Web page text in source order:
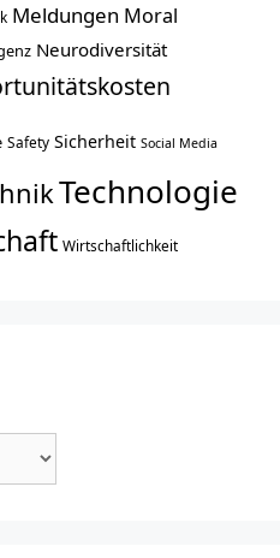
Meldungen Moral
Neurodiversität
Safety Sicherheit Social Media
Technologie
Wirtschaftlichkeit